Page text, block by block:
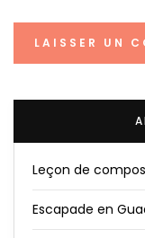
Leçon de
Escapade en